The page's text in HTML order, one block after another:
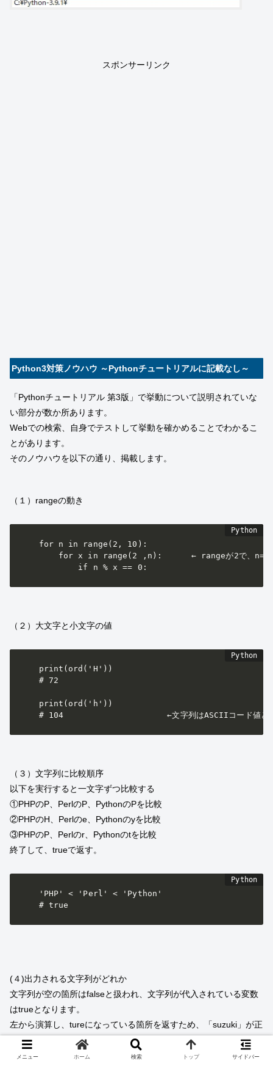
スポンサーリンク
Python3対策ノウハウ ～Pythonチュートリアルに記載なし～
「Pythonチュートリアル 第3版」で挙動について説明されていな
い部分が数か所あります。
Webでの検索、自身でテストして挙動を確かめることでわかるこ
とがあります。
そのノウハウを以下の通り、掲載します。
（１）rangeの動き
for n in range(2, 10):
    for x in range(2 ,n):	　　← rangeが2で、n=2だとスキップされる
（２）大文字と小文字の値
print(ord('H'))
# 72
print(ord('h'))
# 104　　　　　　　　　　　　　←文字列はASCIIコード値と
（３）文字列に比較順序
以下を実行すると一文字ずつ比較する
①PHPのP、PerlのP、PythonのPを比較
②PHPのH、Perlのe、Pythonのyを比較
③PHPのP、Perlのr、Pythonのtを比較
終了して、trueで返す。
'PHP' < 'Perl' < 'Python'
# true
(４)出力される文字列がどれか
文字列が空の箇所はfalseと扱われ、文字列が代入されている変数
はtrueとなります。
左から演算し、tureになっている箇所を返すため、「suzuki」が正
解（出力）されます。
メニュー ホーム 検索 トップ サイドバー